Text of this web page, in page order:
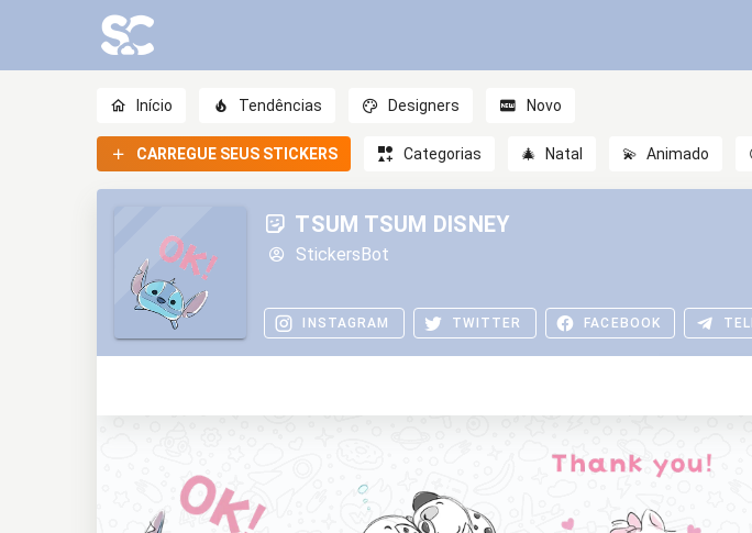
Início Tendências Designers Novo
CARREGUE SEUS STICKERS Categorias 🎄 Natal 💫 Animado
TSUM TSUM DISNEY
StickersBot
INSTAGRAM TWITTER FACEBOOK